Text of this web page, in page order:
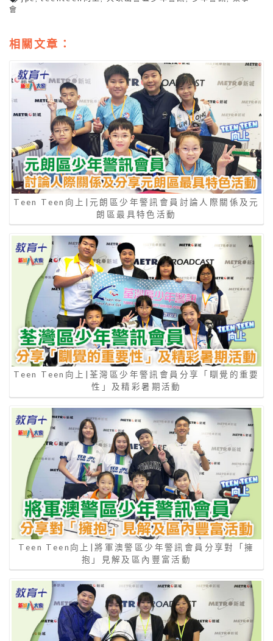
會
相關文章：
Teen Teen向上|元朗區少年警訊會員討論人際關係及元
朗區最具特色活動
Teen Teen向上|荃灣區少年警訊會員分享「瞓覺的重要
性」及精彩暑期活動
Teen Teen向上|將軍澳警區少年警訊會員分享對「擁
抱」見解及區內豐富活動